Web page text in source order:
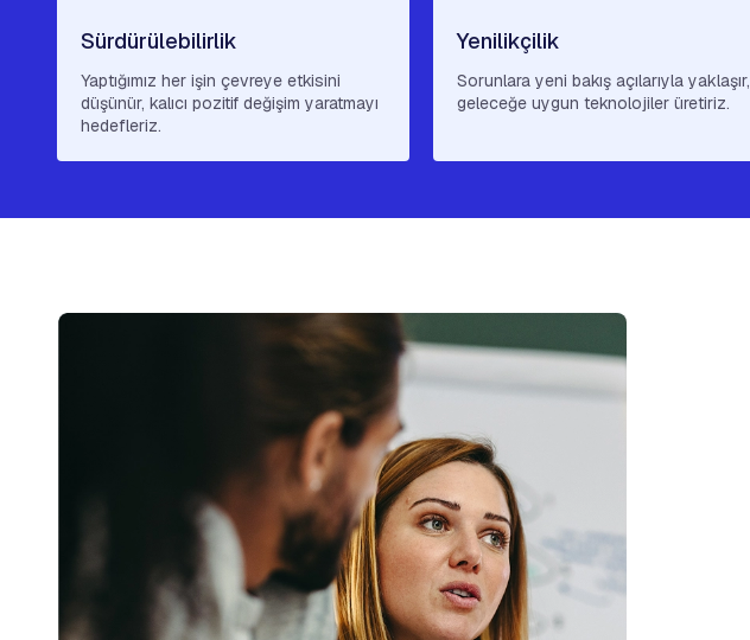
Sürdürülebilirlik
Yaptığımız her işin çevreye etkisini
düşünür, kalıcı pozitif değişim yaratmayı
hedefleriz.
Yenilikçilik
Sorunlara yeni bakış açılarıyla yaklaşır,
geleceğe uygun teknolojiler üretiriz.